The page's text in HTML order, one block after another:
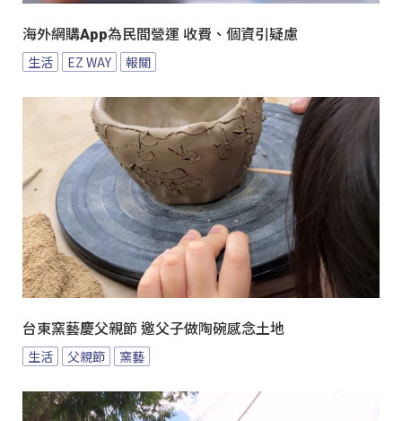
海外網購App為民間營運 收費、個資引疑慮
生活 EZ WAY 報關
台東窯藝慶父親節 邀父子做陶碗感念土地
生活 父親節 窯藝